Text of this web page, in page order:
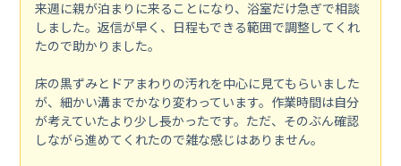
来週に親が泊まりに来ることになり、浴室だけ急ぎで相談
しました。返信が早く、日程もできる範囲で調整してくれ
たので助かりました。
床の黒ずみとドアまわりの汚れを中心に見てもらいました
が、細かい溝までかなり変わっています。作業時間は自分
が考えていたより少し長かったです。ただ、そのぶん確認
しながら進めてくれたので雑な感じはありません。